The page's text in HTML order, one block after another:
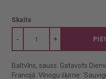
Skaits
+
-
Baltvīns, sauss. Gatavots
Francijā. Vīnogu šķirne: